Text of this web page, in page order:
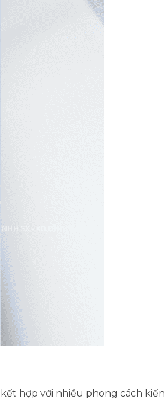
hợp với nhiều phong cách kiến